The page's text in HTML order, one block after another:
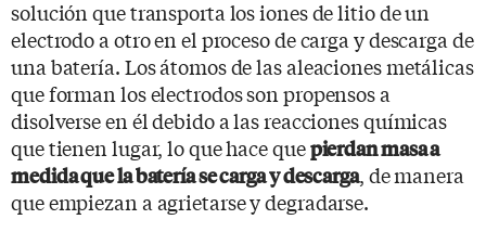
solución que transporta los iones de litio de un
electrodo a otro en el proceso de carga y descarga de
una batería. Los átomos de las aleaciones metálicas
que forman los electrodos son propensos a
disolverse en él debido a las reacciones químicas
que tienen lugar, lo que hace quepierdan masa a
medida que la batería se carga y descarga, de manera
que empiezan a agrietarse y degradarse.